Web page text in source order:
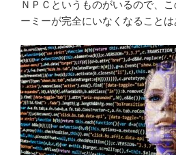
ＮＰＣというものがいるので、
ーミーが完全にいなくなること